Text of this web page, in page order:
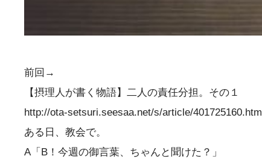
前回→
【摂理人が書く物語】二人の責任分担。その１
http://ota-setsuri.seesaa.net/s/article/401725160.html
ある日、教会で。
A「B！今週の御言葉、ちゃんと聞けた？」